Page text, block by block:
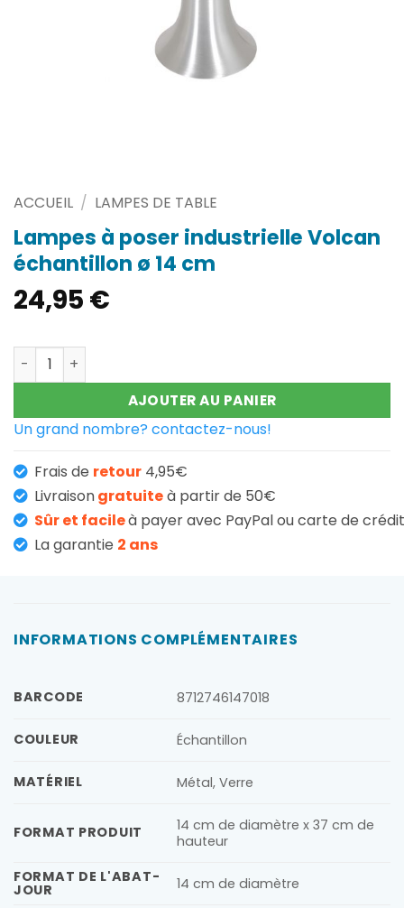
ACCUEIL / LAMPES DE TABLE
Lampes à poser industrielle Volcan
échantillon ø 14 cm
24,95 €
quantité de Lampes à poser industrielle Volcan
AJOUTER AU PANIER
Un grand nombre? contactez-nous!
Frais de retour 4,95€
Livraisongratuiteà partir de 50€
Sûr et facileà payer avec PayPal ou carte de crédit
La garantie 2 ans
INFORMATIONS COMPLÉMENTAIRES
BARCODE 8712746147018
COULEUR Échantillon
MATÉRIEL Métal, Verre
FORMAT PRODUIT
14 cm de diamètre x 37 cm de
hauteur
FORMAT DE L'ABAT-
JOUR
14 cm de diamètre